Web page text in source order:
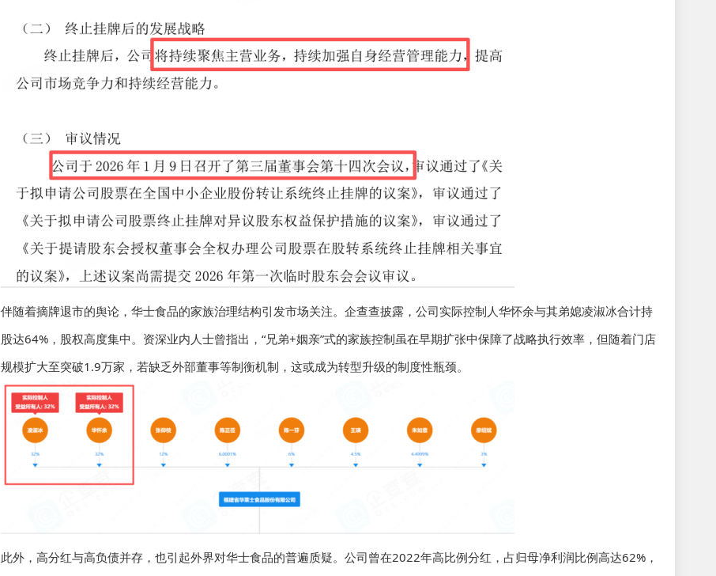
伴随着摘牌退市的舆论，华士食品的家族治理结构引发市场关注。企查查披露，公司实际控制人华怀余与其弟媳凌淑冰合计持
股达64%，股权高度集中。资深业内人士曾指出，“兄弟+姻亲”式的家族控制虽在早期扩张中保障了战略执行效率，但随着门店
规模扩大至突破1.9万家，若缺乏外部董事等制衡机制，这或成为转型升级的制度性瓶颈。
此外，高分红与高负债并存，也引起外界对华士食品的普遍质疑。公司曾在2022年高比例分红，占归母净利润比例高达62%，